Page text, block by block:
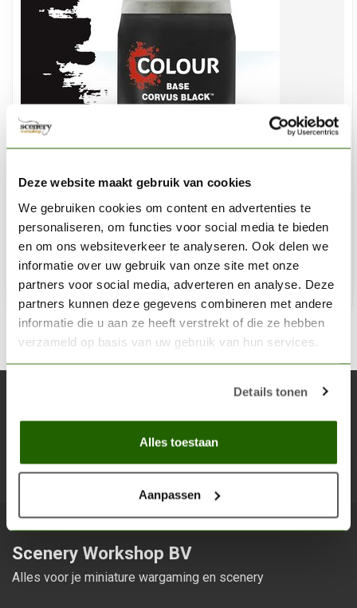
Deze website maakt gebruik van cookies
We gebruiken cookies om content en advertenties te
personaliseren, om functies voor social media te bieden
en om ons websiteverkeer te analyseren. Ook delen we
informatie over uw gebruik van onze site met onze
partners voor social media, adverteren en analyse. Deze
partners kunnen deze gegevens combineren met andere
informatie die u aan ze heeft verstrekt of die ze hebben
verzameld op basis van uw gebruik van hun services.
Details tonen
Alles toestaan
Aanpassen
Corvus Black - Base Paint - 12ml - 21-44
€3,60
Niet op voorraad
Blijf op de hoogte over onze laatste acties
Scenery Workshop BV
Alles voor je miniature wargaming en scenery